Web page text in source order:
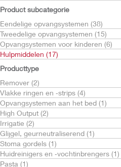
Product subcategorie
Eendelige opvangsystemen (38)
Tweedelige opvangsystemen (15)
Opvangsystemen voor kinderen (6)
Hulpmiddelen (17)
Producttype
Remover (2)
Vlakke ringen en ‑strips (4)
Opvangsystemen aan het bed (1)
High Output (2)
Irrigatie (2)
Glijgel, geurneutraliserend (1)
Stoma gordels (1)
Huidreinigers en ‑vochtinbrengers (1)
Pasta (1)
Sorteren op:
Probeer kosteloos